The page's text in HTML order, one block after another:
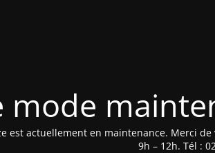
mode
est actuellement en maintenance. Merci
9h – 12h. Tél :